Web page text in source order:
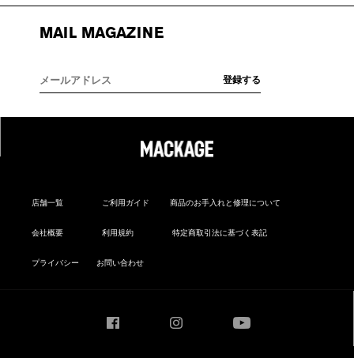
MAIL MAGAZINE
店舗一覧 ご利用ガイド 商品のお手入れと修理について
会社概要 利用規約 特定商取引法に基づく表記
プライバシー お問い合わせ
Instagram